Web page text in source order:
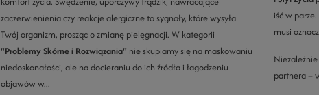
zaczerwienienia czy reakcje alergiczne to sygnały, które wysyła
Twój organizm, prosząc o zmianę pielęgnacji. W kategorii
"Problemy Skórne i Rozwiązania" nie skupiamy się na maskowaniu
niedoskonałości, ale na docieraniu do ich źródła i łagodzeniu
objawów w...
iść w
musi
partnera –